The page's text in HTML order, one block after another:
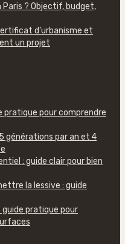
Paris ? Objectif, budget,
d’urbanisme et
un projet
pratique pour comprendre
générations par an et 4
: guide clair pour bien
la lessive : guide
guide pratique pour